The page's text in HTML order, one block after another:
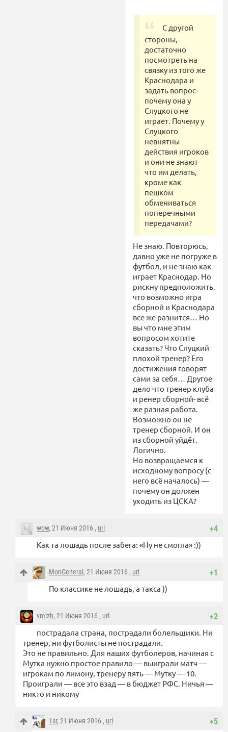
С другой
стороны,
достаточно
посмотреть на
связку из того же
Краснодара и
задать вопрос-
почему она у
Слуцкого не
играет. Почему у
Слуцкого
невнятны
действия игроков
и они не знают
что им делать,
кроме как
пешком
обмениваться
поперечными
передачами?
Не знаю. Повторюсь,
давно уже не погруже в
футбол, и не знаю как
играет Краснодар. Но
рискну предположить,
что возможно игра
сборной и Краснодара
все же разнится… Но
вы что мне этим
вопросом хотите
сказать? Что Слуцкий
плохой тренер? Его
достижения говорят
сами за себя… Другое
дело что тренер клуба
и ренер сборной- всё
же разная работа.
Возможно он не
тренер сборной. И он
из сборной уйдёт.
Логично.
Но возвращаемся к
исходному вопросу (с
него всё началось) —
почему он должен
уходить из ЦСКА?
+4
wow, 21 Июня 2016 , url
Как та лошадь после забега: «Ну не смогла» :))
+1
MonGeneral , 21 Июня 2016 , url
По классике не лошадь, а такса ))
+2
vmizh, 21 Июня 2016 , url
пострадала страна, пострадали болельщики. Ни
тренер, ни футболисты не пострадали.
Это не правильно. Для наших футболеров, начиная с
Мутка нужно простое правило — выиграли матч —
игрокам по лимону, тренеру пять — Мутку — 10.
Проиграли — все это взад — в бюджет РФС. Ничья —
никто и никому
+5
1sr, 21 Июня 2016 , url